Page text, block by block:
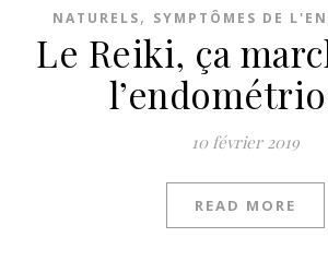
NATURELS, SYMPTÔMES DE
Le Reiki, ça
10 février 2019
READ MORE